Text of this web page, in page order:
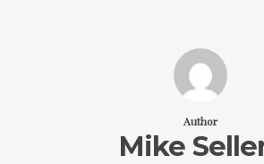
Author
Mike